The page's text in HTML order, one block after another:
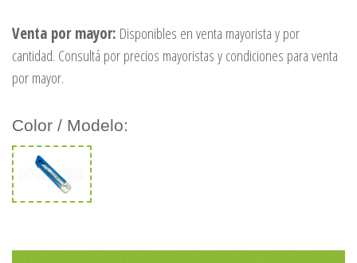
Venta por mayor: Disponibles en venta mayorista y por
cantidad. Consultá por precios mayoristas y condiciones para venta
por mayor.
Color / Modelo: